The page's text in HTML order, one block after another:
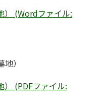
） (Wordファイル:
）
） (PDFファイル: